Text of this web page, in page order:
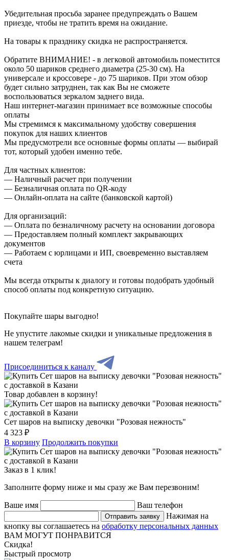
Убедительная просьба заранее предупреждать о Вашем
приезде, чтобы не тратить время на ожидание.
На товары к празднику скидка не распространяется.
Обратите ВНИМАНИЕ! - в легковой автомобиль поместится
около 50 шариков среднего диаметра (25-30 см). На
универсале и кроссовере - до 75 шариков. При этом обзор
будет сильно затруднен, так как Вы не сможете
воспользоваться зеркалом заднего вида.
Наш интернет-магазин принимает все возможные способы
оплаты
Мы стремимся к максимальному удобству совершения
покупок для наших клиентов
Мы предусмотрели все основные формы оплаты — выбирай
тот, который удобен именно тебе.
Для частных клиентов:
— Наличный расчет при получении
— Безналичная оплата по QR-коду
— Онлайн-оплата на сайте (банковской картой)
Для организаций:
— Оплата по безналичному расчету на основании договора
— Предоставляем полный комплект закрывающих
документов
— Работаем с юрлицами и ИП, своевременно выставляем
счета
Мы всегда открыты к диалогу и готовы подобрать удобный
способ оплаты под конкретную ситуацию.
Покупайте шары выгодно!
Не упустите лакомые скидки и уникальные предложения в
нашем телеграм!
Присоединиться к каналу
Товар добавлен в корзину!
Сет шаров на выписку девочки "Розовая нежность"
4 323 ₽
В корзину Продолжить покупки
Заказ в 1 клик!
Заполните форму ниже и мы сразу же Вам перезвоним!
Ваше имя Ваш телефон
Отправить заявку
Нажимая на
кнопку вы соглашаетесь на обработку персональных данных
ВАМ МОГУТ ПОНРАВИТСЯ
Скидка!
Быстрый просмотр